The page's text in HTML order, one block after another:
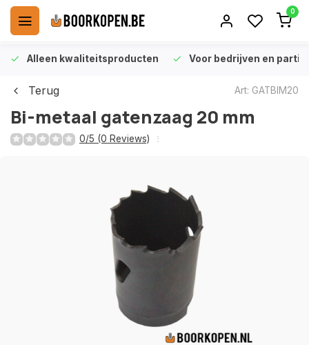
0
Alleen kwaliteitsproducten Voor bedrijven en
Terug Art: GATBIM20
Bi-metaal gatenzaag 20 mm
0/5 (0 Reviews)